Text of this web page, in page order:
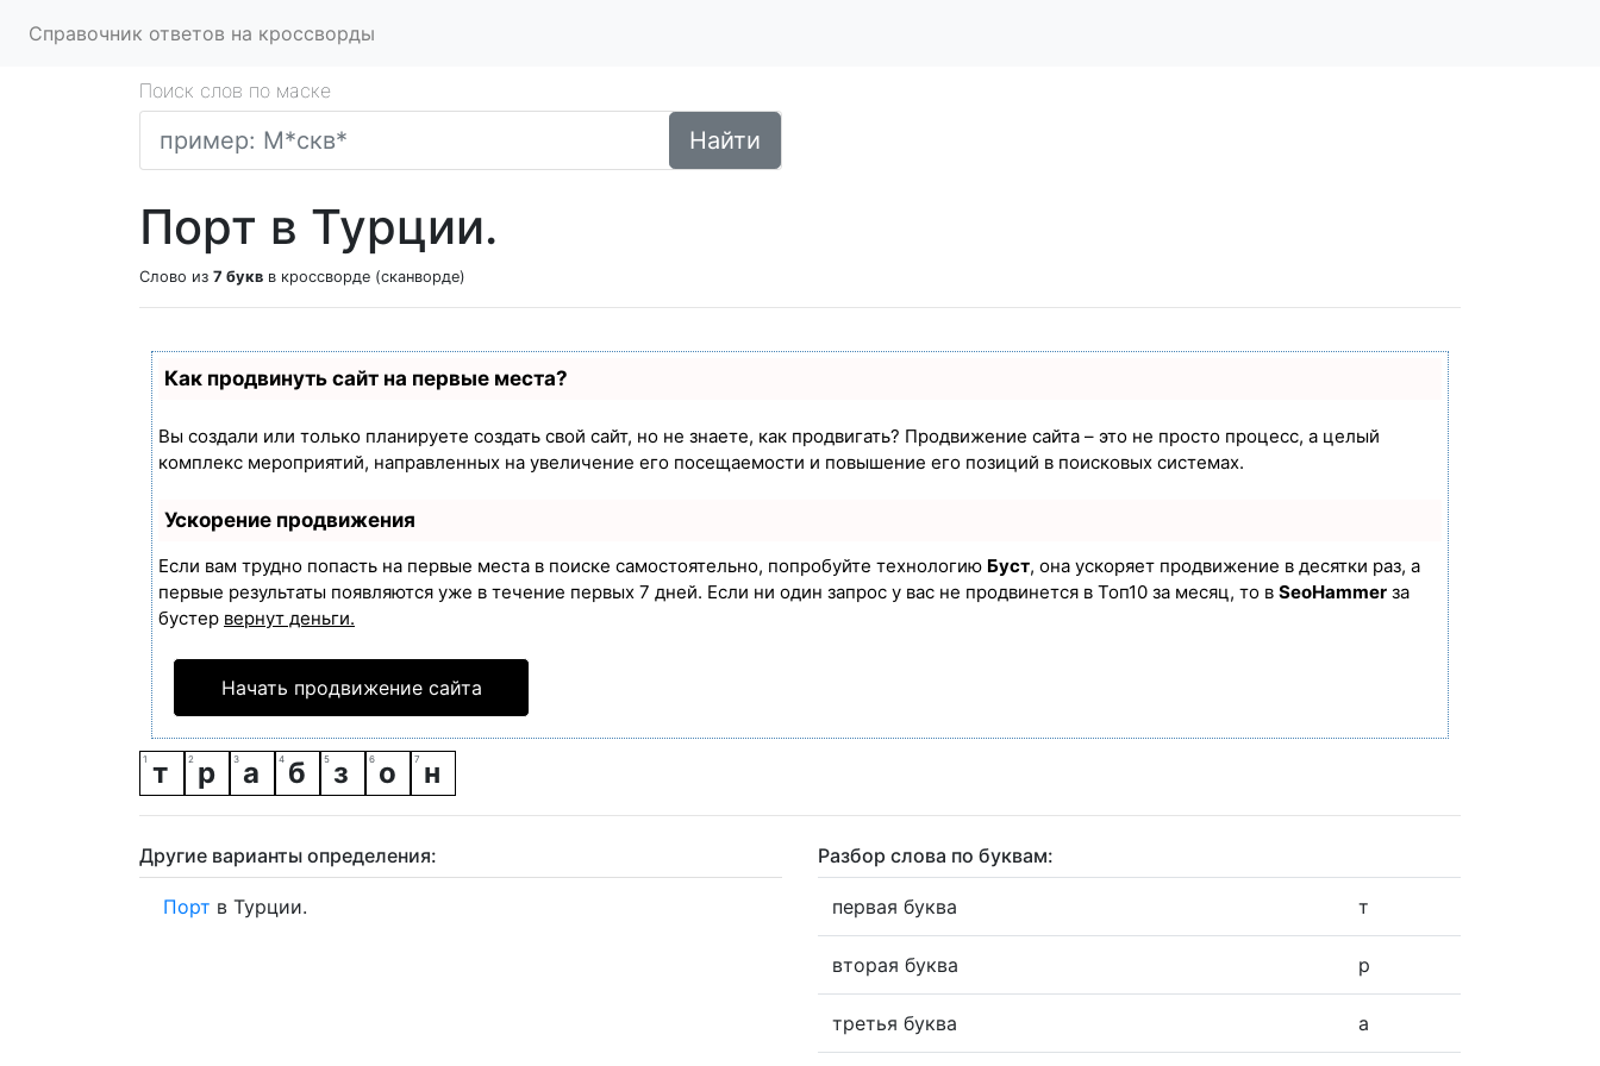
Справочник ответов на кроссворды
Поиск слов по маске
Найти
Порт в Турции.
Слово из 7 букв в кроссворде (сканворде)
Как продвинуть сайт на первые места?
Вы создали или только планируете создать свой сайт, но не знаете, как продвигать? Продвижение сайта – это не просто процесс, а целый
комплекс мероприятий, направленных на увеличение его посещаемости и повышение его позиций в поисковых системах.
Ускорение продвижения
Если вам трудно попасть на первые места в поиске самостоятельно, попробуйте технологию Буст, она ускоряет продвижение в десятки раз, а
первые результаты появляются уже в течение первых 7 дней. Если ни один запрос у вас не продвинется в Топ10 за месяц, то в SeoHammer за
бустер вернут деньги.
Начать продвижение сайта
т р а б з о н
Другие варианты определения:
Порт в Турции.
Разбор слова по буквам:
первая буква т
вторая буква р
третья буква а